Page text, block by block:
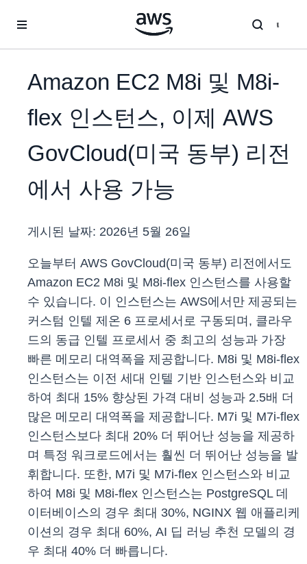
Amazon EC2 M8i 및 M8i-
flex 인스턴스, 이제 AWS
GovCloud(미국 동부) 리전
에서 사용 가능
게시된 날짜: 2026년 5월 26일
오늘부터 AWS GovCloud(미국 동부) 리전에서도
Amazon EC2 M8i 및 M8i-flex 인스턴스를 사용할
수 있습니다. 이 인스턴스는 AWS에서만 제공되는
커스텀 인텔 제온 6 프로세서로 구동되며, 클라우
드의 동급 인텔 프로세서 중 최고의 성능과 가장
빠른 메모리 대역폭을 제공합니다. M8i 및 M8i-flex
인스턴스는 이전 세대 인텔 기반 인스턴스와 비교
하여 최대 15% 향상된 가격 대비 성능과 2.5배 더
많은 메모리 대역폭을 제공합니다. M7i 및 M7i-flex
인스턴스보다 최대 20% 더 뛰어난 성능을 제공하
며 특정 워크로드에서는 훨씬 더 뛰어난 성능을 발
휘합니다. 또한, M7i 및 M7i-flex 인스턴스와 비교
하여 M8i 및 M8i-flex 인스턴스는 PostgreSQL 데
이터베이스의 경우 최대 30%, NGINX 웹 애플리케
이션의 경우 최대 60%, AI 딥 러닝 추천 모델의 경
우 최대 40% 더 빠릅니다.